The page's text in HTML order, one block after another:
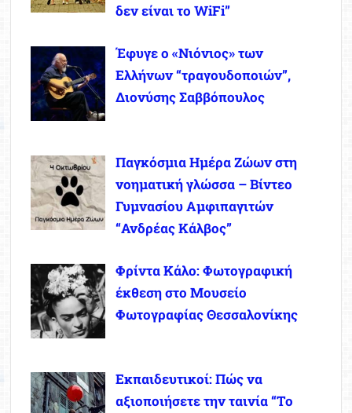
δεν είναι το WiFi”
Έφυγε ο «Νιόνιος» των
Ελλήνων “τραγουδοποιών”,
Διονύσης Σαββόπουλος
Παγκόσμια Ημέρα Ζώων στη
νοηματική γλώσσα – Βίντεο
Γυμνασίου Αμφιπαγιτών
“Ανδρέας Κάλβος”
Φρίντα Κάλο: Φωτογραφική
έκθεση στο Μουσείο
Φωτογραφίας Θεσσαλονίκης
Εκπαιδευτικοί: Πώς να
αξιοποιήσετε την ταινία “Το